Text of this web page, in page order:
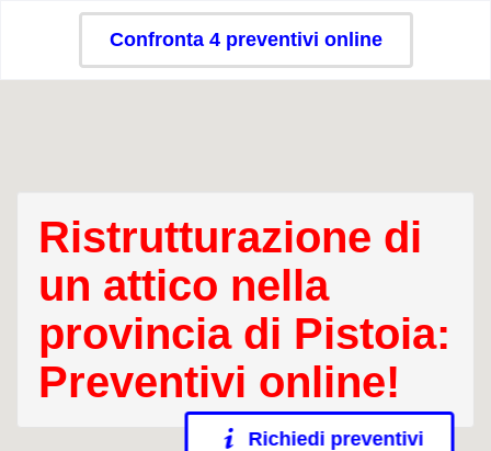
Confronta 4 preventivi online
Ristrutturazione di
un attico nella
provincia di Pistoia:
Preventivi online!
Richiedi preventivi